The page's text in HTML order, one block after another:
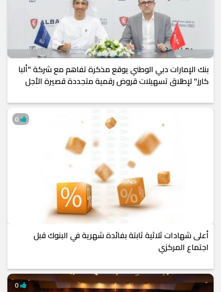
بنك الإمارات دبي الوطني يوقع مذكرة تفاهم مع شركة "ألبا
كارز" لإطلاق تسهيلات قروض رقمية متجددة قصيرة الأجل
أعلى شهادات ثلاثية ثابتة بفائدة شهرية في البنوك قبل
اجتماع المركزي